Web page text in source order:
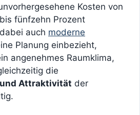
Kosten von
fünfzehn Prozent
auch moderne
Planung einbezieht,
angenehmes Raumklima,
die
Attraktivität der